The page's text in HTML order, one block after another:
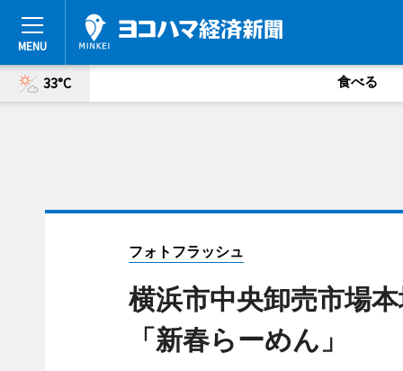
33°C 食べる
フォトフラッシュ
横浜市中央卸売市場
「新春らーめん」